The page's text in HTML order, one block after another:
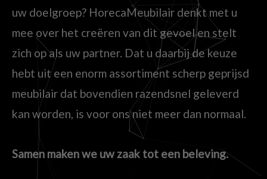
uw doelgroep? HorecaMeubilair denkt met u
mee over het creëren van dit gevoel en stelt
zich op als uw partner. Dat u daarbij de keuze
hebt uit een enorm assortiment scherp geprijsd
meubilair dat bovendien razendsnel geleverd
kan worden, is voor ons niet meer dan normaal.
Samen maken we uw zaak tot een beleving.